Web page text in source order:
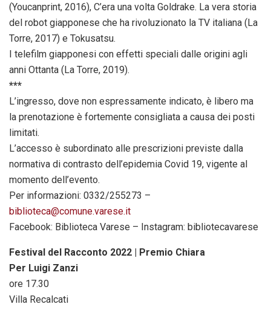
(Youcanprint, 2016), C’era una volta Goldrake. La vera storia
del robot giapponese che ha rivoluzionato la TV italiana (La
Torre, 2017) e Tokusatsu.
I telefilm giapponesi con effetti speciali dalle origini agli
anni Ottanta (La Torre, 2019).
***
L’ingresso, dove non espressamente indicato, è libero ma
la prenotazione è fortemente consigliata a causa dei posti
limitati.
L’accesso è subordinato alle prescrizioni previste dalla
normativa di contrasto dell’epidemia Covid 19, vigente al
momento dell’evento.
Per informazioni: 0332/255273 –
biblioteca@comune.varese.it
Facebook: Biblioteca Varese – Instagram: bibliotecavarese
Festival del Racconto 2022 | Premio Chiara
Per Luigi Zanzi
ore 17.30
Villa Recalcati